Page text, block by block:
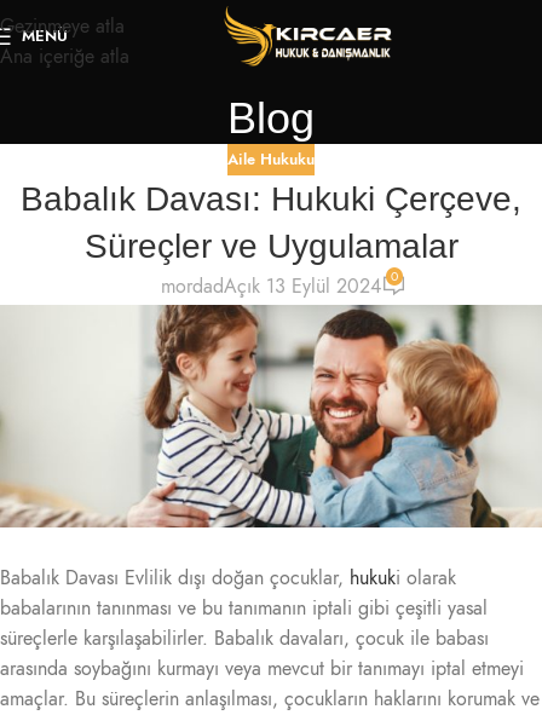
Gezinmeye atla
Ana içeriğe atla
MENÜ
Blog
Aile Hukuku
Babalık Davası: Hukuki Çerçeve,
Süreçler ve Uygulamalar
mordadAçık 13 Eylül 2024 0
Babalık Davası Evlilik dışı doğan çocuklar, hukuki olarak
babalarının tanınması ve bu tanımanın iptali gibi çeşitli yasal
süreçlerle karşılaşabilirler. Babalık davaları, çocuk ile babası
arasında soybağını kurmayı veya mevcut bir tanımayı iptal etmeyi
amaçlar. Bu süreçlerin anlaşılması, çocukların haklarını korumak ve